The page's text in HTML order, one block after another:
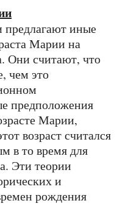
Марии на
Они считают, что
чем это
предположения
Марии,
возраст считался
в то время для
Эти теории
и
рождения